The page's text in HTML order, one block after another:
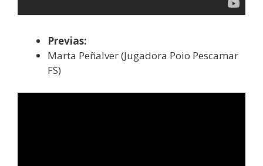
Previas:
Marta Peñalver (Jugadora Poio Pescamar
FS)